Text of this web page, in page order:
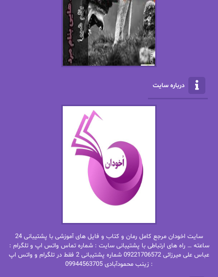
الف صاد
الکساندر دوما
الناز پاکپور‌
الناز محمدی
امیر فرهی
باران
بهار سلطانی
بهاره شیرازی
بهاره.م
بیتا فرخی
پاتریشیا ویلسون پرتو فرهمند
پرستو اسحقی
درباره سایت
سایت اخودان مرجع کامل رمان و کتاب و فایل های آموزشی با پشتیبانی 24
ساعته … راه های ارتباطی با پشتیبانی سایت : شماره تماس واتس اپ و تلگرام :
عباس علی میرزائی 09221706572 شماره پشتیبانی 2 فقط در تلگرام و واتس اپ
: زینب محمودآبادی 09944563705